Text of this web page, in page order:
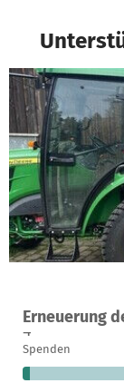
Erneuerung
Ein Projekt in
4
Spenden